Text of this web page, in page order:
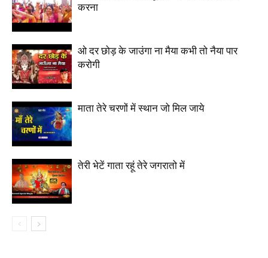
करना
ओ दर छोड़ के जाउंगा ना मैया कभी तो नैया पार
करोगी
माता तेरे चरणों में स्थान जो मिल जाये
तेरी भेटें गाता रहूं तेरे जगरातो में